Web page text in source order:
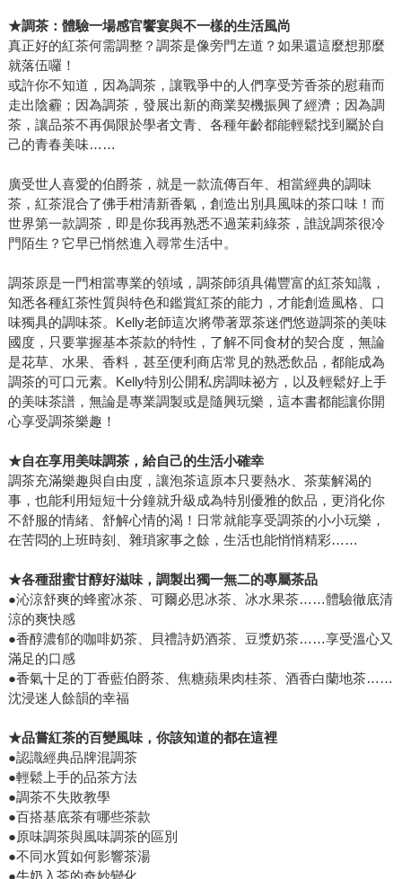
★調茶：體驗一場感官饗宴與不一樣的生活風尚
真正好的紅茶何需調整？調茶是像旁門左道？如果還這麼想那麼
就落伍囉！
或許你不知道，因為調茶，讓戰爭中的人們享受芳香茶的慰藉而
走出陰霾；因為調茶，發展出新的商業契機振興了經濟；因為調
茶，讓品茶不再侷限於學者文青、各種年齡都能輕鬆找到屬於自
己的青春美味……
廣受世人喜愛的伯爵茶，就是一款流傳百年、相當經典的調味
茶，紅茶混合了佛手柑清新香氣，創造出別具風味的茶口味！而
世界第一款調茶，即是你我再熟悉不過茉莉綠茶，誰說調茶很冷
門陌生？它早已悄然進入尋常生活中。
調茶原是一門相當專業的領域，調茶師須具備豐富的紅茶知識，
知悉各種紅茶性質與特色和鑑賞紅茶的能力，才能創造風格、口
味獨具的調味茶。Kelly老師這次將帶著眾茶迷們悠遊調茶的美味
國度，只要掌握基本茶款的特性，了解不同食材的契合度，無論
是花草、水果、香料，甚至便利商店常見的熟悉飲品，都能成為
調茶的可口元素。Kelly特別公開私房調味祕方，以及輕鬆好上手
的美味茶譜，無論是專業調製或是隨興玩樂，這本書都能讓你開
心享受調茶樂趣！
★自在享用美味調茶，給自己的生活小確幸
調茶充滿樂趣與自由度，讓泡茶這原本只要熱水、茶葉解渴的
事，也能利用短短十分鐘就升級成為特別優雅的飲品，更消化你
不舒服的情緒、舒解心情的渴！日常就能享受調茶的小小玩樂，
在苦悶的上班時刻、雜瑣家事之餘，生活也能悄悄精彩……
★各種甜蜜甘醇好滋味，調製出獨一無二的專屬茶品
●沁涼舒爽的蜂蜜冰茶、可爾必思冰茶、冰水果茶……體驗徹底清
涼的爽快感
●香醇濃郁的咖啡奶茶、貝禮詩奶酒茶、豆漿奶茶……享受溫心又
滿足的口感
●香氣十足的丁香藍伯爵茶、焦糖蘋果肉桂茶、酒香白蘭地茶……
沈浸迷人餘韻的幸福
★品嘗紅茶的百變風味，你該知道的都在這裡
●認識經典品牌混調茶
●輕鬆上手的品茶方法
●調茶不失敗教學
●百搭基底茶有哪些茶款
●原味調茶與風味調茶的區別
●不同水質如何影響茶湯
●牛奶入茶的奇妙變化